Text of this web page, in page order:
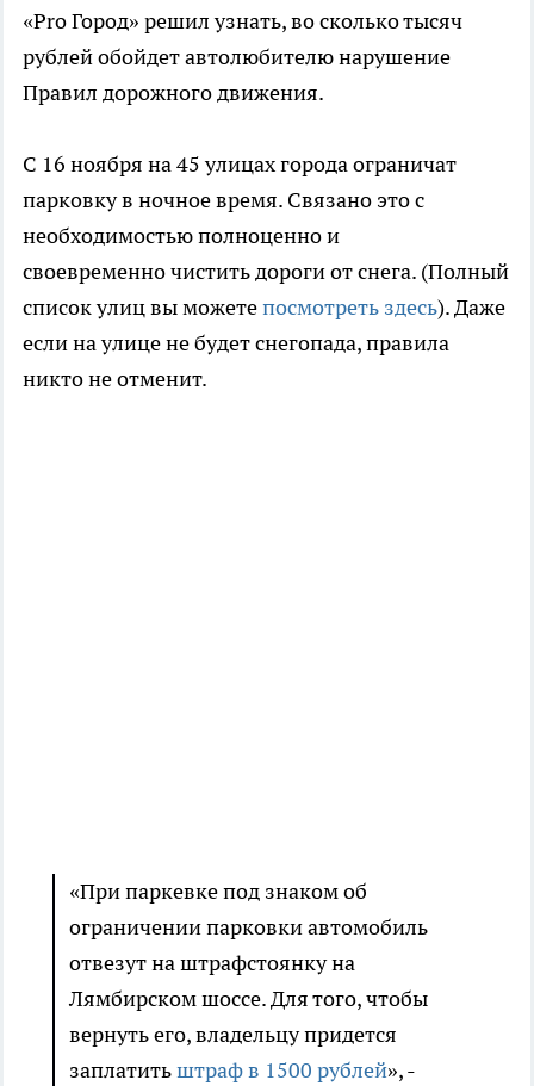
«Pro Город» решил узнать, во сколько тысяч
рублей обойдет автолюбителю нарушение
Правил дорожного движения.
С 16 ноября на 45 улицах города ограничат
парковку в ночное время. Связано это с
необходимостью полноценно и
своевременно чистить дороги от снега. (Полный
список улиц вы можетепосмотреть здесь). Даже
если на улице не будет снегопада, правила
никто не отменит.
«При паркевке под знаком об
ограничении парковки автомобиль
отвезут на штрафстоянку на
Лямбирском шоссе. Для того, чтобы
вернуть его, владельцу придется
заплатитьштраф в 1500 рублей», -